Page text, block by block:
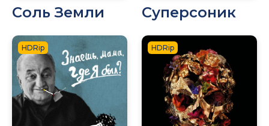
Соль Земли Суперсоник
HDRip HDRip